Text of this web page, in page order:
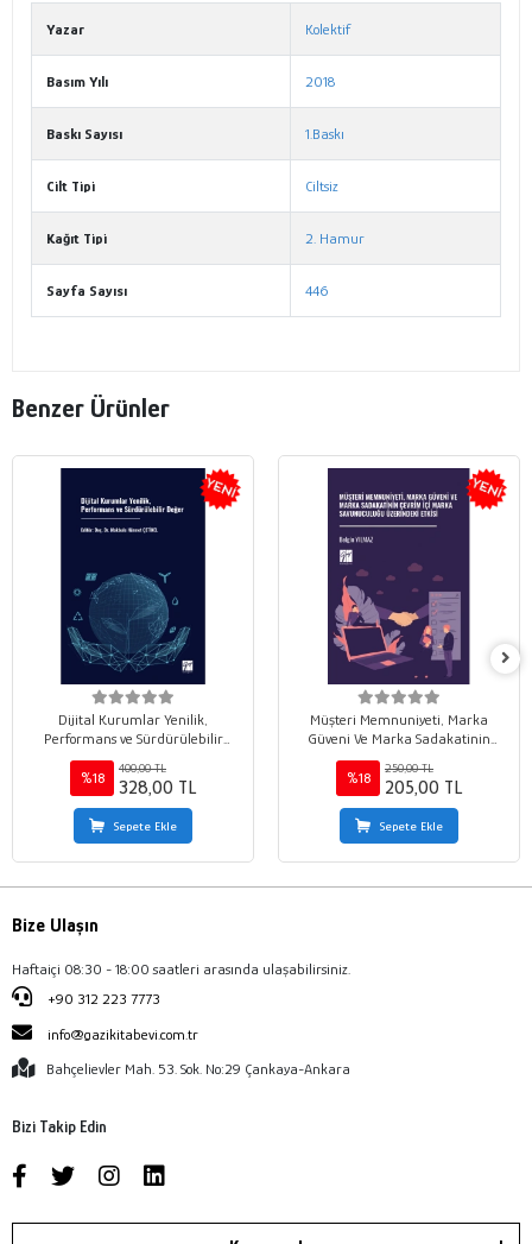
Yazar Kolektif
Basım Yılı 2018
Baskı Sayısı 1.Baskı
Cilt Tipi Ciltsiz
Kağıt Tipi 2. Hamur
Sayfa Sayısı 446
Benzer Ürünler
Dijital Kurumlar Yenilik,
Performans ve Sürdürülebilir
%18
400,00 TL
328,00 TL
Sepete Ekle
Müşteri Memnuniyeti, Marka
Güveni Ve Marka Sadakatinin
Çevrim İçi Marka Savunuculuğu
Üzerindeki Etkisi
%18
250,00 TL
205,00 TL
Sepete Ekle
Bize Ulaşın
Haftaiçi 08:30 - 18:00 saatleri arasında ulaşabilirsiniz.
+90 312 223 7773
info@gazikitabevi.com.tr
Bahçelievler Mah. 53. Sok. No:29 Çankaya-Ankara
Bizi Takip Edin